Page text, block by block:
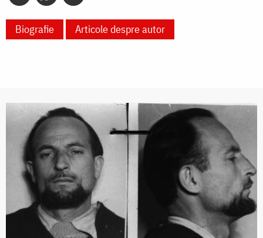
Biografie Articole despre autor